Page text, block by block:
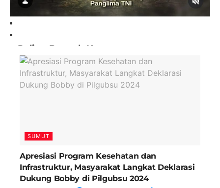
Paling Banyak Komentar
SUMUT
Apresiasi Program Kesehatan dan
Infrastruktur, Masyarakat Langkat Deklarasi
Dukung Bobby di Pilgubsu 2024